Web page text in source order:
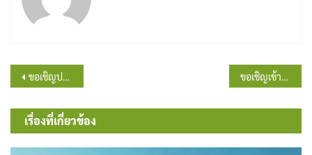
แนะแนว
เรื่อง
ขอเชิญประชาชนในเขตตำบลโพธิ์เก้าต้น ร่วมตอบแบบสำรวจเจตนารมณ์ของผู้มีสิทธิเลือกตั้ง สำหรับการจัดตั้งองค์การบริหารส่วนตำบลโพธิ์เก้าต้นเป็นเทศบาลตำบลโพธิ์เก้าต้น ขอเชิญเข้าร่วมโครงการประชุมประชาคมหมู่บ้านสัญจรพบประชาชน ประจำปีงบประมาณพ.ศ. 2568
เรื่องที่เกี่ยวข้อง